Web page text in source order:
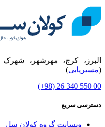
(مسیریابی)
00 550 340 26 (98+)
دسترسی سریع
وبسایت گروه کولان سل